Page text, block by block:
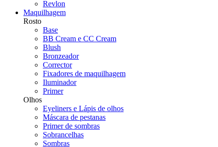
Revlon
Maquilhagem
Rosto
Base
BB Cream e CC Cream
Blush
Bronzeador
Corrector
Fixadores de maquilhagem
Iluminador
Primer
Olhos
Eyeliners e Lápis de olhos
Máscara de pestanas
Primer de sombras
Sobrancelhas
Sombras